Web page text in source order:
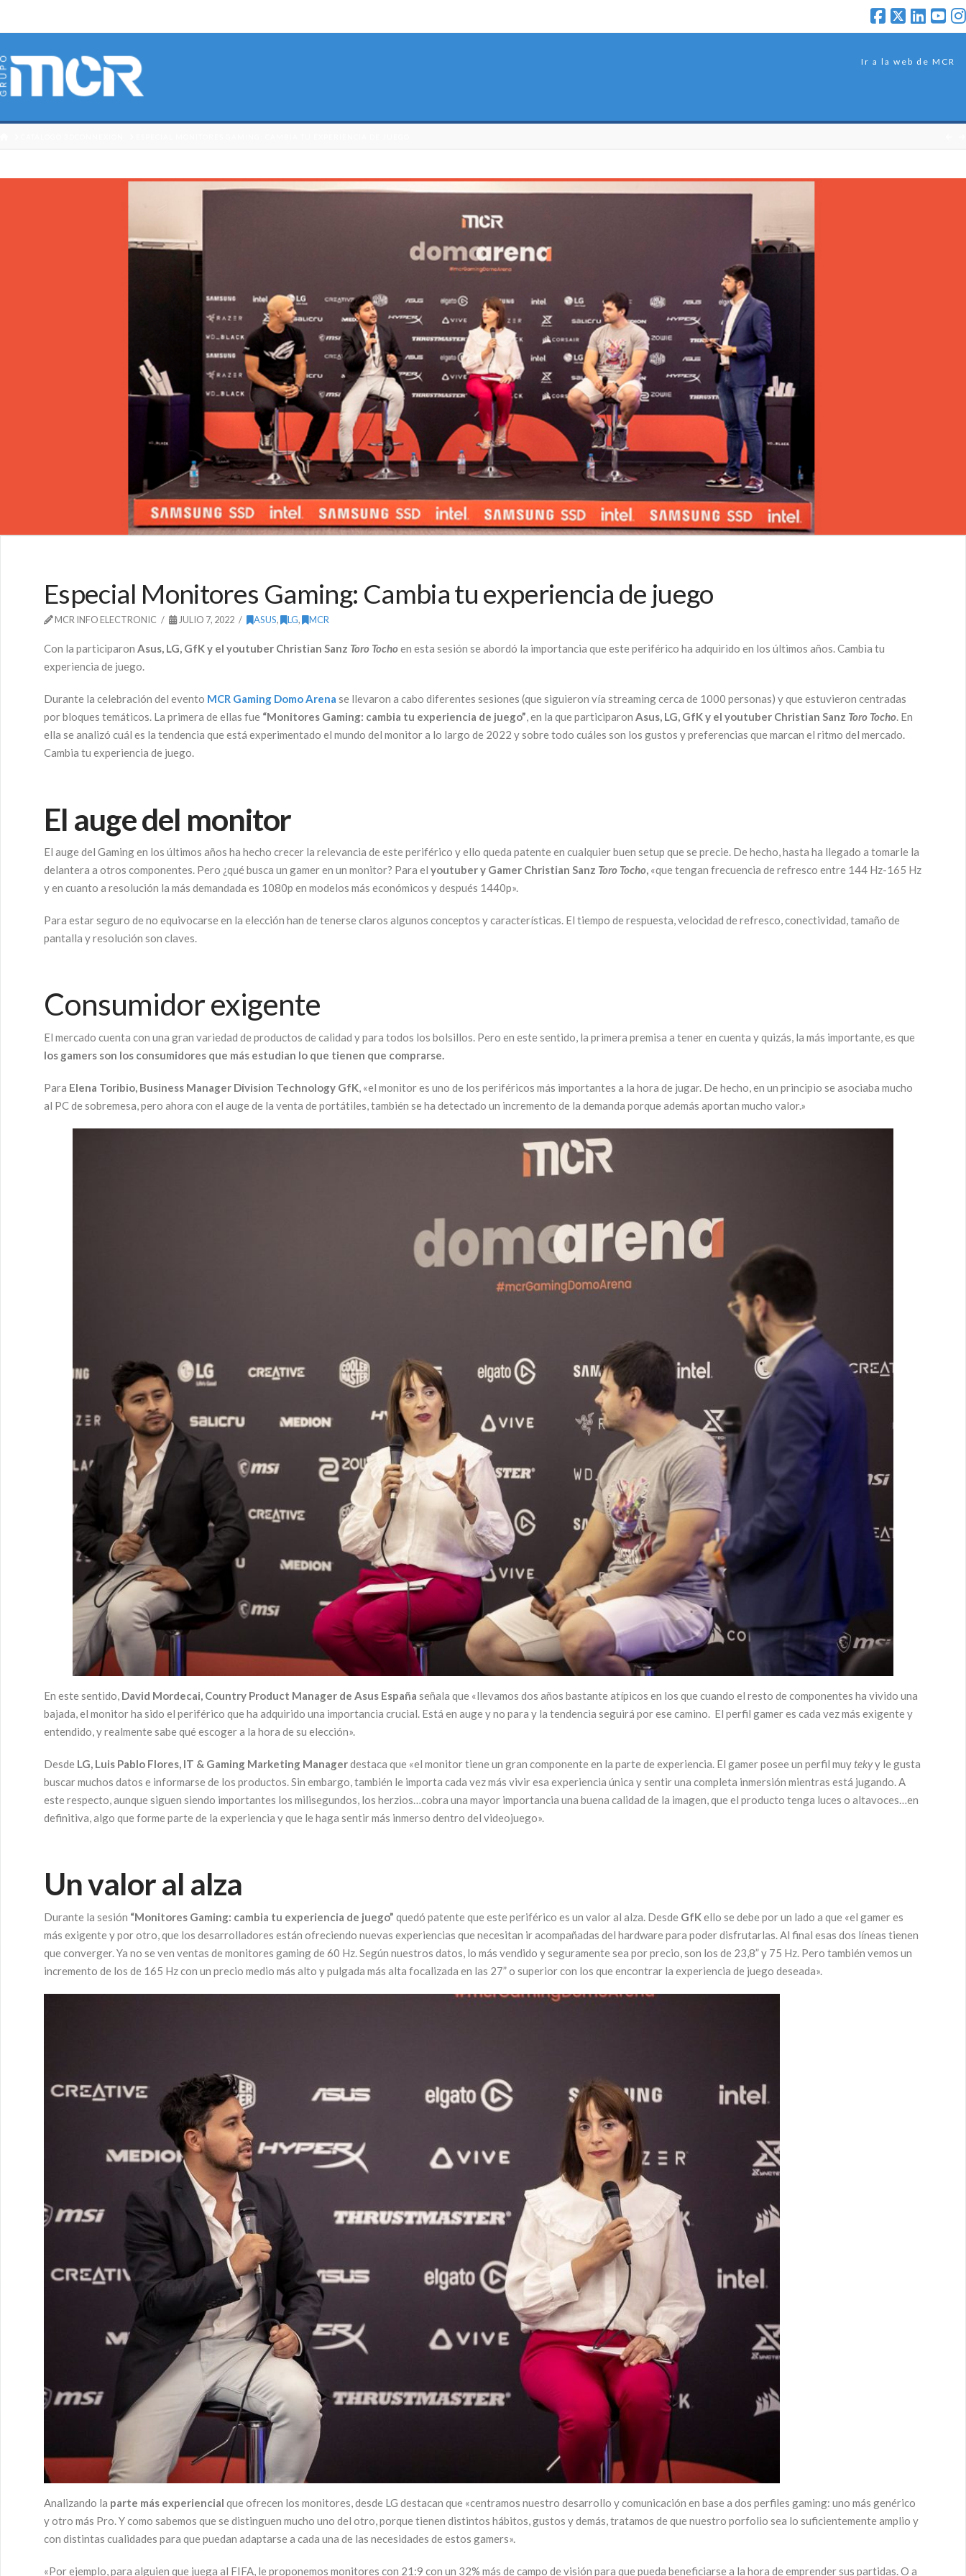
Ir a la web de MCR
Especial Monitores Gaming: Cambia tu experiencia de juego
MCR INFO ELECTRONIC JULIO 7, 2022 ASUS, LG, MCR
Con la participaron Asus, LG, GfK y el youtuber Christian Sanz Toro Tochoen esta sesión se abordó la importancia que este periférico ha adquirido en los últimos años. Cambia tu
experiencia de juego.
Durante la celebración del evento MCR Gaming Domo Arena se llevaron a cabo diferentes sesiones (que siguieron vía streaming cerca de 1000 personas) y que estuvieron centradas
por bloques temáticos. La primera de ellas fue “Monitores Gaming: cambia tu experiencia de juego”, en la que participaron Asus, LG, GfK y el youtuber Christian Sanz Toro Tocho. En
ella se analizó cuál es la tendencia que está experimentado el mundo del monitor a lo largo de 2022 y sobre todo cuáles son los gustos y preferencias que marcan el ritmo del mercado.
Cambia tu experiencia de juego.
El auge del monitor
El auge del Gaming en los últimos años ha hecho crecer la relevancia de este periférico y ello queda patente en cualquier buen setup que se precie. De hecho, hasta ha llegado a tomarle la
delantera a otros componentes. Pero ¿qué busca un gamer en un monitor? Para el youtuber y Gamer Christian Sanz Toro Tocho, «que tengan frecuencia de refresco entre 144 Hz-165 Hz
y en cuanto a resolución la más demandada es 1080p en modelos más económicos y después 1440p».
Para estar seguro de no equivocarse en la elección han de tenerse claros algunos conceptos y características. El tiempo de respuesta, velocidad de refresco, conectividad, tamaño de
pantalla y resolución son claves.
Consumidor exigente
El mercado cuenta con una gran variedad de productos de calidad y para todos los bolsillos. Pero en este sentido, la primera premisa a tener en cuenta y quizás, la más importante, es que
los gamers son los consumidores que más estudian lo que tienen que comprarse.
Para Elena Toribio, Business Manager Division Technology GfK , «el monitor es uno de los periféricos más importantes a la hora de jugar. De hecho, en un principio se asociaba mucho
al PC de sobremesa, pero ahora con el auge de la venta de portátiles, también se ha detectado un incremento de la demanda porque además aportan mucho valor.»
En este sentido, David Mordecai, Country Product Manager de Asus España señala que «llevamos dos años bastante atípicos en los que cuando el resto de componentes ha vivido una
bajada, el monitor ha sido el periférico que ha adquirido una importancia crucial. Está en auge y no para y la tendencia seguirá por ese camino. El perfil gamer es cada vez más exigente y
entendido, y realmente sabe qué escoger a la hora de su elección».
Desde LG, Luis Pablo Flores, IT & Gaming Marketing Managerdestaca que «el monitor tiene un gran componente en la parte de experiencia. El gamer posee un perfil muytekyy le gusta
buscar muchos datos e informarse de los productos. Sin embargo, también le importa cada vez más vivir esa experiencia única y sentir una completa inmersión mientras está jugando. A
este respecto, aunque siguen siendo importantes los milisegundos, los herzios…cobra una mayor importancia una buena calidad de la imagen, que el producto tenga luces o altavoces…en
definitiva, algo que forme parte de la experiencia y que le haga sentir más inmerso dentro del videojuego».
Un valor al alza
Durante la sesión “Monitores Gaming: cambia tu experiencia de juego” quedó patente que este periférico es un valor al alza. Desde GfKello se debe por un lado a que «el gamer es
más exigente y por otro, que los desarrolladores están ofreciendo nuevas experiencias que necesitan ir acompañadas del hardware para poder disfrutarlas. Al final esas dos líneas tienen
que converger. Ya no se ven ventas de monitores gaming de 60 Hz. Según nuestros datos, lo más vendido y seguramente sea por precio, son los de 23,8” y 75 Hz. Pero también vemos un
incremento de los de 165 Hz con un precio medio más alto y pulgada más alta focalizada en las 27” o superior con los que encontrar la experiencia de juego deseada».
Analizando la parte más experiencial que ofrecen los monitores, desde LG destacan que «centramos nuestro desarrollo y comunicación en base a dos perfiles gaming: uno más genérico
y otro más Pro. Y como sabemos que se distinguen mucho uno del otro, porque tienen distintos hábitos, gustos y demás, tratamos de que nuestro porfolio sea lo suficientemente amplio y
con distintas cualidades para que puedan adaptarse a cada una de las necesidades de estos gamers».
«Por ejemplo, para alguien que juega al FIFA, le proponemos monitores con 21:9 con un 32% más de campo de visión para que pueda beneficiarse a la hora de emprender sus partidas. O a